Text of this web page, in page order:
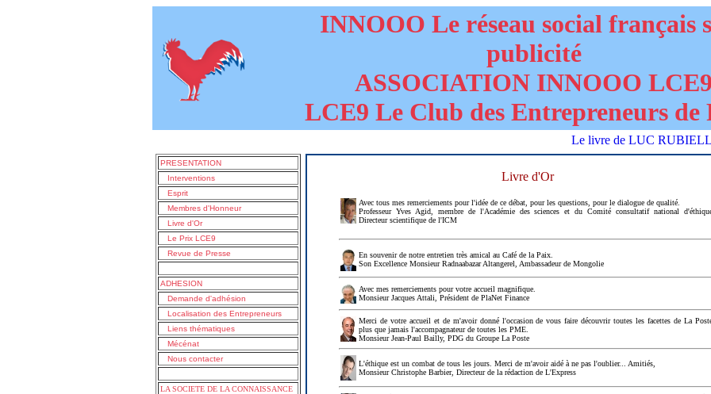
INNOOO Le réseau social français
publicité
ASSOCIATION INNOOO LCE9
LCE9 Le Club des Entrepreneurs de
Le livre de LUC RUBIELLO
PRESENTATION
Interventions
Esprit
Membres d'Honneur
Livre d'Or
Le Prix LCE9
Revue de Presse
ADHESION
Demande d'adhésion
Localisation des Entrepreneurs
Liens thématiques
Mécénat
Nous contacter
LA SOCIETE DE LA CONNAISSANCE
Livre d'Or
Avec tous mes remerciements pour l'idée de ce débat, pour les questions, pour le dialogue de qualité.
Professeur Yves Agid, membre de l'Académie des sciences et du Comité consultatif national
Directeur scientifique de l'ICM
En souvenir de notre entretien très amical au Café de la Paix.
Son Excellence Monsieur Radnaabazar Altangerel, Ambassadeur de Mongolie
Avec mes remerciements pour votre accueil magnifique.
Monsieur Jacques Attali, Président de PlaNet Finance
Merci de votre accueil et de m'avoir donné l'occasion de vous faire découvrir toutes les facettes de La
plus que jamais l'accompagnateur de toutes les PME.
Monsieur Jean-Paul Bailly, PDG du Groupe La Poste
L'éthique est un combat de tous les jours. Merci de m'avoir aidé à ne pas l'oublier... Amitiés,
Monsieur Christophe Barbier, Directeur de la rédaction de L'Express